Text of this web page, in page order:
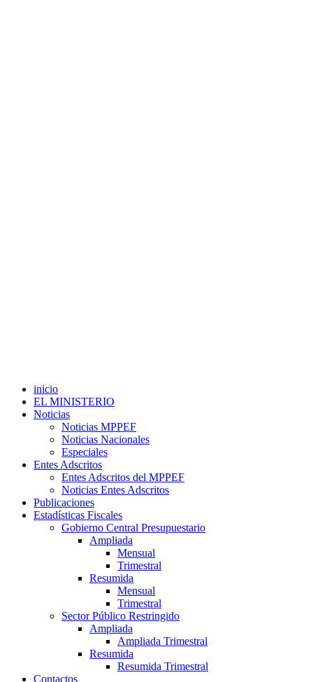
inicio
EL MINISTERIO
Noticias
Noticias MPPEF
Noticias Nacionales
Especiales
Entes Adscritos
Entes Adscritos del MPPEF
Noticias Entes Adscritos
Publicaciones
Estadísticas Fiscales
Gobierno Central Presupuestario
Ampliada
Mensual
Trimestral
Resumida
Mensual
Trimestral
Sector Público Restringido
Ampliada
Ampliada Trimestral
Resumida
Resumida Trimestral
Contactos